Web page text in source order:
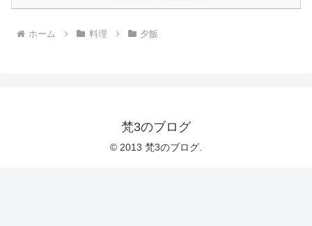
ホーム 料理 夕飯
梵3のブログ
© 2013 梵3のブログ.